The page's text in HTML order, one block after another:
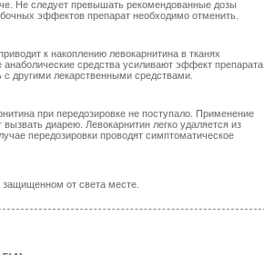
Не следует превышать рекомендованные дозы
эффектов препарат необходимо отменить.
к накоплению левокарнитина в тканях
средства усиливают эффект препарата.
другими лекарственными средствами.
при передозировке не поступало. Применение
диарею. Левокарнитин легко удаляется из
передозировки проводят симптоматическое
от света месте.